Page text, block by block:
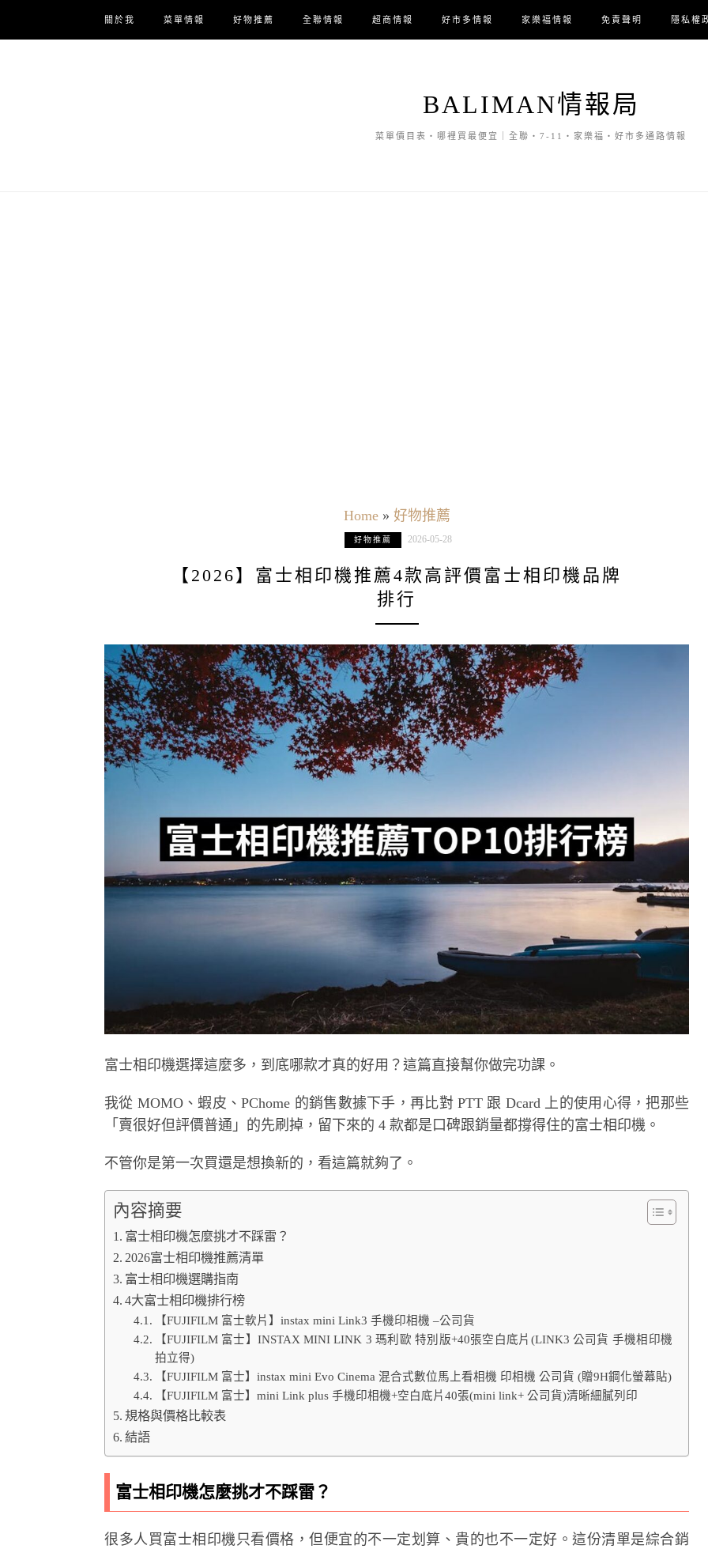
關於我 菜單情報 好物推薦 全聯情報 超商情報 好市多情報 家樂福情報 免責聲明 隱私權
BALIMAN情報局
菜單價目表・哪裡買最便宜｜全聯・7-11・家樂福・好市多通路情報
Home» 好物推薦
好物推薦 2026-05-28
【2026】富士相印機推薦4款高評價富士相印機品牌
排行
富士相印機選擇這麼多，到底哪款才真的好用？這篇直接幫你做完功課。
我從 MOMO、蝦皮、PChome 的銷售數據下手，再比對 PTT 跟 Dcard 上的使用心得，把那些
「賣很好但評價普通」的先刷掉，留下來的 4 款都是口碑跟銷量都撐得住的富士相印機。
不管你是第一次買還是想換新的，看這篇就夠了。
內容摘要
富士相印機怎麼挑才不踩雷？
2026富士相印機推薦清單
富士相印機選購指南
4大富士相印機排行榜
【FUJIFILM 富士軟片】instax mini Link3 手機印相機 –公司貨
【FUJIFILM 富士】INSTAX MINI LINK 3 瑪利歐 特別版+40張空白底片(LINK3 公司貨 手機相印機
拍立得)
【FUJIFILM 富士】instax mini Evo Cinema 混合式數位馬上看相機 印相機 公司貨 (贈9H鋼化螢幕貼)
【FUJIFILM 富士】mini Link plus 手機印相機+空白底片40張(mini link+ 公司貨)清晰細膩列印
規格與價格比較表
結語
富士相印機怎麼挑才不踩雷？
很多人買富士相印機只看價格，但便宜的不一定划算、貴的也不一定好。這份清單是綜合銷